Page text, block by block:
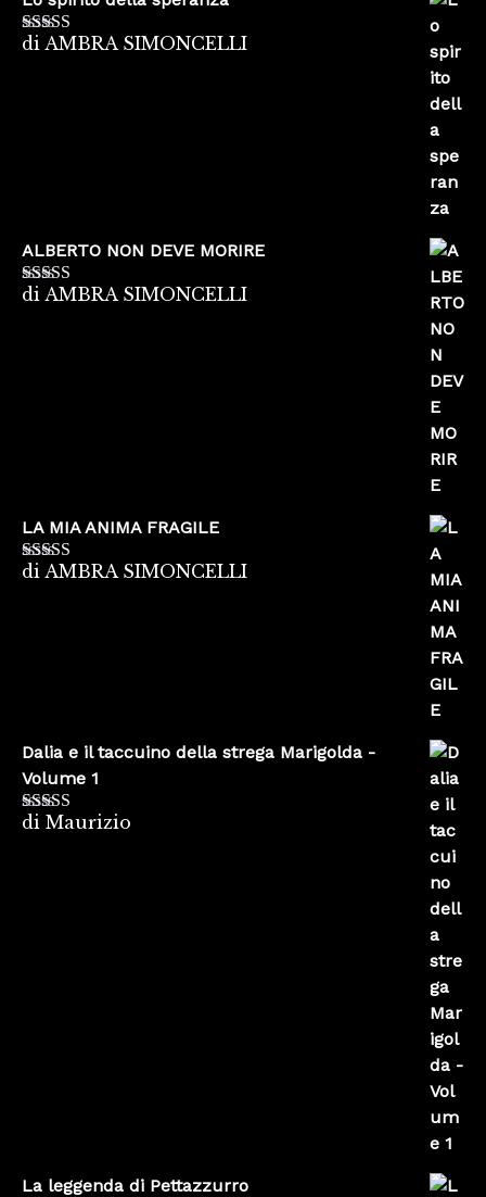
Valutato5su
di AMBRA SIMONCELLI
ALBERTO NON DEVE MORIRE
Valutato5su
di AMBRA SIMONCELLI
LA MIA ANIMA FRAGILE
Valutato5su
di AMBRA SIMONCELLI
Dalia e il taccuino della strega Marigolda -
Volume 1
Valutato4
di Maurizio
La leggenda di Pettazzurro